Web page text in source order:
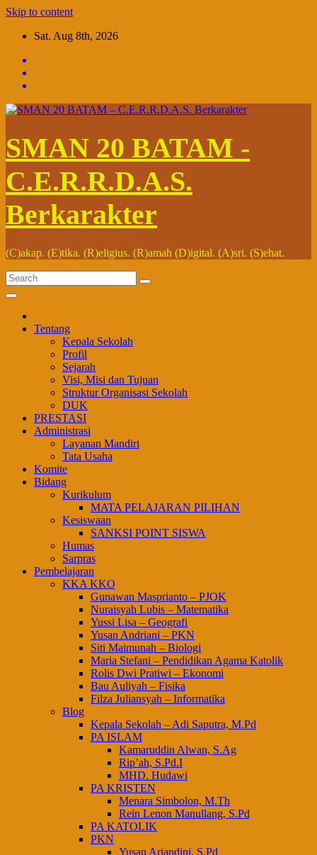
Skip to content
Sat. Aug 8th, 2026
SMAN 20 BATAM -
C.E.R.R.D.A.S.
Berkarakter
(C)akap. (E)tika. (R)eligius. (R)amah (D)igital. (A)sri. (S)ehat.
Tentang
Kepala Sekolah
Profil
Sejarah
Visi, Misi dan Tujuan
Struktur Organisasi Sekolah
DUK
PRESTASI
Administrasi
Layanan Mandiri
Tata Usaha
Komite
Bidang
Kurikulum
MATA PELAJARAN PILIHAN
Kesiswaan
SANKSI POINT SISWA
Humas
Sarpras
Pembelajaran
KKA KKO
Gunawan Masprianto – PJOK
Nuraisyah Lubis – Matematika
Yussi Lisa – Geografi
Yusan Andriani – PKN
Siti Maimunah – Biologi
Maria Stefani – Pendidikan Agama Katolik
Rolis Dwi Pratiwi – Ekonomi
Bau Auliyah – Fisika
Filza Juliansyah – Informatika
Blog
Kepala Sekolah – Adi Saputra, M.Pd
PA ISLAM
Kamaruddin Alwan, S.Ag
Rip’ah, S.Pd.I
MHD. Hudawi
PA KRISTEN
Menara Simbolon, M.Th
Rein Lenon Manullang, S.Pd
PA KATOLIK
PKN
Yusan Ariandini, S.Pd